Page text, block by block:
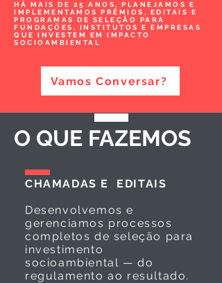
HÁ MAIS DE 25 ANOS, PLANEJAMOS E
IMPLEMENTAMOS PRÊMIOS, EDITAIS E
PROGRAMAS DE SELEÇÃO PARA
FUNDAÇÕES, INSTITUTOS E EMPRESAS
QUE INVESTEM EM IMPACTO
SOCIOAMBIENTAL
Vamos Conversar?
O QUE FAZEMOS
CHAMADAS E EDITAIS
Desenvolvemos e
gerenciamos processos
completos de seleção para
investimento
socioambiental — do
regulamento ao resultado.